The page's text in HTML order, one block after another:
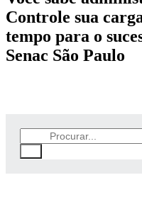
Controle sua
tempo para o
Senac São Paulo